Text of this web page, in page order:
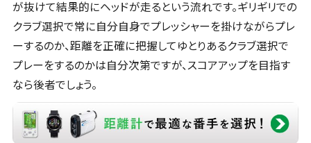
が抜けて結果的にヘッドが走るという流れです。ギリギリでの
クラブ選択で常に自分自身でプレッシャーを掛けながらプレ
ーするのか、距離を正確に把握してゆとりあるクラブ選択で
プレーをするのかは自分次第ですが、スコアアップを目指す
なら後者でしょう。